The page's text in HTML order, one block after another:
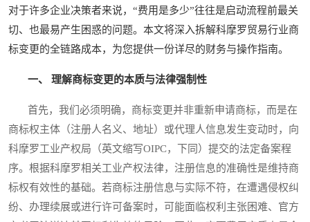
对于许多企业决策者来说，“费用是多少”往往是启动流程前最关
切、也最易产生困惑的问题。本文将深入拆解科摩罗贸易行业商
标变更的全链路成本，为您提供一份详尽的财务与操作指南。
一、 理解商标变更的本质与法律强制性
首先，我们必须明确，商标变更并非重新申请商标，而是在
商标权主体（注册人名义、地址）或代理人信息发生变动时，向
科摩罗工业产权局（英文缩写OIPC，下同）提交的法定备案程
序。根据科摩罗相关工业产权法律，注册信息的准确性是维持商
标权有效性的基础。若商标注册信息与实际不符，在遭遇侵权纠
纷、办理续展或进行许可备案时，可能面临权利主张困难、官方